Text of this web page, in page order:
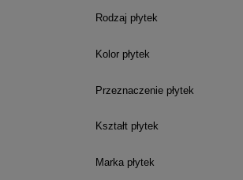
Rodzaj płytek
Kolor płytek
Przeznaczenie płytek
Kształt płytek
Marka płytek